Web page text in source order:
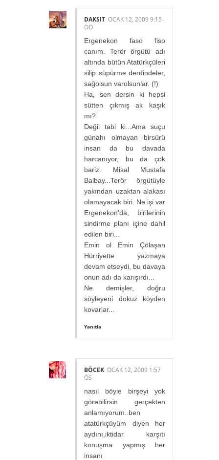
DAKSIT OCAK 12, 2009 9:15
ÖÖ
Ergenekon faso fiso
canım. Terör örgütü adı
altında bütün Atatürkçüleri
silip süpürme derdindeler,
sağolsun varolsunlar. (!)
Ha, sen dersin ki hepsi
sütten çıkmış ak kaşık
mı?
Değil tabi ki...Ama suçu
günahı olmayan birsürü
insan da bu davada
harcanıyor, bu da çok
bariz. Misal Mustafa
Balbay...Terör örgütüyle
yakından uzaktan alakası
olamayacak biri. Ne işi var
Ergenekon'da, birilerinin
sindirme planı içine dahil
edilen biri...
Emin ol Emin Çölaşan
Hürriyette yazmaya
devam etseydi, bu davaya
onun adı da karışırdı...
Ne demişler, doğru
söyleyeni dokuz köyden
kovarlar...
Yanıtla
BÖCEK OCAK 12, 2009 1:57
ÖS
nasıl böyle birşeyi yok
görebilirsin gerçekten
anlamıyorum..ben
atatürkçüyüm diyen her
aydını,iktidar karşıtı
konuşma yapmış her
insanı